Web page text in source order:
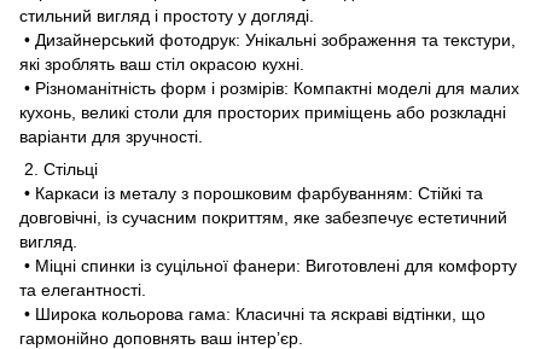
стильний вигляд і простоту у догляді.
• Дизайнерський фотодрук: Унікальні зображення та текстури,
які зроблять ваш стіл окрасою кухні.
• Різноманітність форм і розмірів: Компактні моделі для малих
кухонь, великі столи для просторих приміщень або розкладні
варіанти для зручності.
2. Стільці
• Каркаси із металу з порошковим фарбуванням: Стійкі та
довговічні, із сучасним покриттям, яке забезпечує естетичний
вигляд.
• Міцні спинки із суцільної фанери: Виготовлені для комфорту
та елегантності.
• Широка кольорова гама: Класичні та яскраві відтінки, що
гармонійно доповнять ваш інтер’єр.